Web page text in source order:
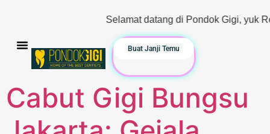
Selamat datang di Pondok Gigi, yuk Reservasi &
Buat Janji Temu
Cabut Gigi Bungsu